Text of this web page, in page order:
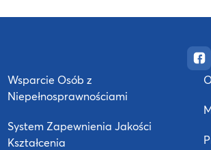
Wsparcie Osób z
Niepełnosprawnościami
System Zapewnienia Jakości
Kształcenia